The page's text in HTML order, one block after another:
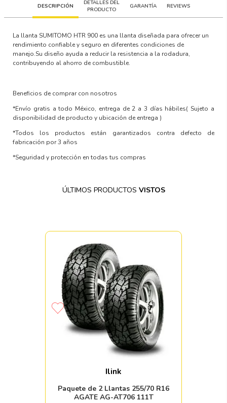
DESCRIPCIÓN
DETALLES DEL
PRODUCTO
GARANTÍA REVIEWS
La llanta SUMITOMO HTR 900 es una llanta diseñada para ofrecer un
rendimiento confiable y seguro en diferentes condiciones de
manejo.Su diseño ayuda a reducir la resistencia a la rodadura,
contribuyendo al ahorro de combustible.
Beneficios de comprar con nosotros
*Envío gratis a todo México, entrega de 2 a 3 días hábiles( Sujeto a
disponibilidad de producto y ubicación de entrega )
*Todos los productos están garantizados contra defecto de
fabricación por 3 años
*Seguridad y protección en todas tus compras
ÚLTIMOS PRODUCTOS VISTOS
Ilink
Paquete de 2 Llantas 255/70 R16
AGATE AG-AT706 111T